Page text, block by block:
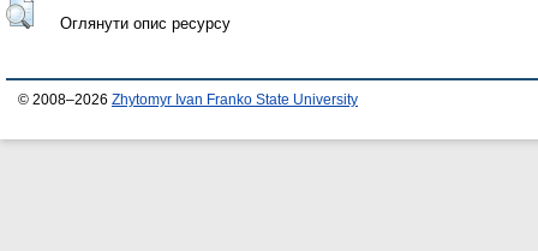
Оглянути опис ресурсу
© 2008–2026 Zhytomyr Ivan Franko State University